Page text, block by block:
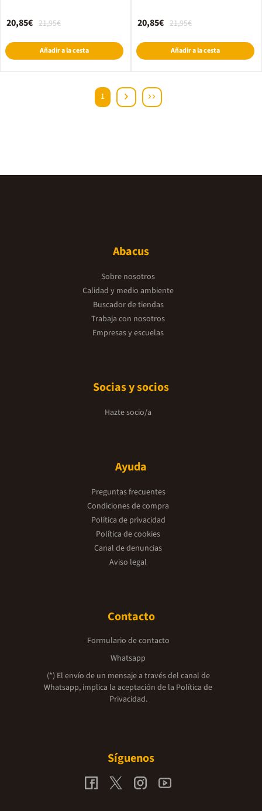
21,95€
20,85€
Añadir a la cesta
21,95€
20,85€
Añadir a la cesta
1
Abacus
Sobre nosotros
Calidad y medio ambiente
Buscador de tiendas
Trabaja con nosotros
Empresas y escuelas
Socias y socios
Hazte socio/a
Ayuda
Preguntas frecuentes
Condiciones de compra
Política de privacidad
Política de cookies
Canal de denuncias
Aviso legal
Contacto
Formulario de contacto
Whatsapp
(*) El envío de un mensaje a través del canal de
Whatsapp, implica la aceptación de la Política de
Privacidad.
Síguenos